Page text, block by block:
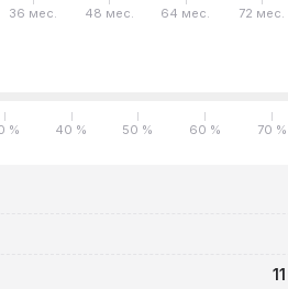
36 мес. 48 мес. 64 мес. 72 мес.
% 40 % 50 % 60 % 70 %